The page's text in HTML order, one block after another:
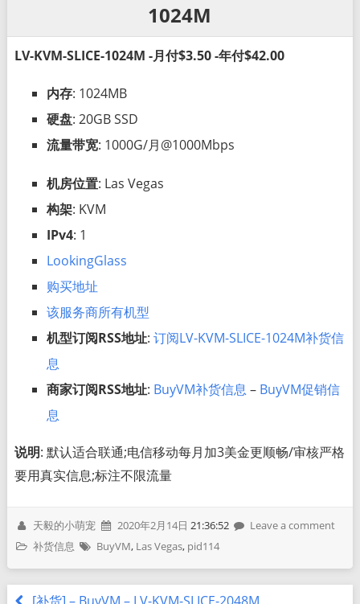
1024M
LV-KVM-SLICE-1024M -月付$3.50 -年付$42.00
内存: 1024MB
硬盘: 20GB SSD
流量带宽: 1000G/月@1000Mbps
机房位置: Las Vegas
构架: KVM
IPv4: 1
LookingGlass
购买地址
该服务商所有机型
机型订阅RSS地址: 订阅LV-KVM-SLICE-1024M补货信
息
商家订阅RSS地址: BuyVM补货信息 – BuyVM促销信
息
说明: 默认适合联通;电信移动每月加3美金更顺畅/审核严格
要用真实信息;标注不限流量
天毅的小萌宠 2020年2月14日 21:36:52
Leave a comment
补货信息
BuyVM, Las Vegas, pid114